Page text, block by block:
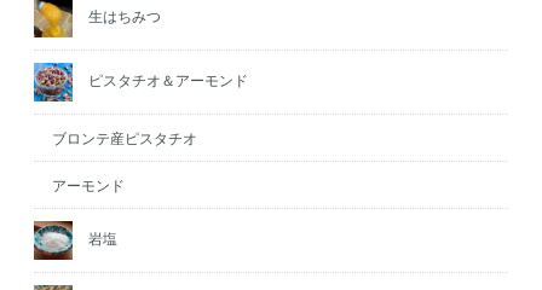
生はちみつ
ピスタチオ＆アーモンド
ブロンテ産ピスタチオ
アーモンド
岩塩